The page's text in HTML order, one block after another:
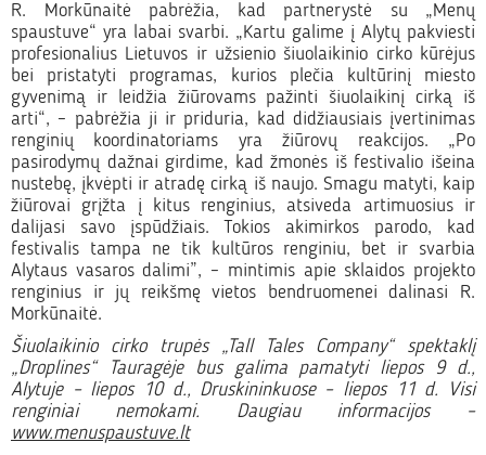
R. Morkūnaitė pabrėžia, kad partnerystė su „Menų
spaustuve“ yra labai svarbi. „Kartu galime į Alytų pakviesti
profesionalius Lietuvos ir užsienio šiuolaikinio cirko kūrėjus
bei pristatyti programas, kurios plečia kultūrinį miesto
gyvenimą ir leidžia žiūrovams pažinti šiuolaikinį cirką iš
arti“, – pabrėžia ji ir priduria, kad didžiausiais įvertinimas
renginių koordinatoriams yra žiūrovų reakcijos. „Po
pasirodymų dažnai girdime, kad žmonės iš festivalio išeina
nustebę, įkvėpti ir atradę cirką iš naujo. Smagu matyti, kaip
žiūrovai grįžta į kitus renginius, atsiveda artimuosius ir
dalijasi savo įspūdžiais. Tokios akimirkos parodo, kad
festivalis tampa ne tik kultūros renginiu, bet ir svarbia
Alytaus vasaros dalimi”, – mintimis apie sklaidos projekto
renginius ir jų reikšmę vietos bendruomenei dalinasi R.
Morkūnaitė.
Šiuolaikinio cirko trupės „Tall Tales Company“ spektaklį
„Droplines“ Tauragėje bus galima pamatyti liepos 9 d.,
Alytuje – liepos 10 d., Druskininkuose – liepos 11 d. Visi
renginiai nemokami. Daugiau informacijos –
www.menuspaustuve.lt